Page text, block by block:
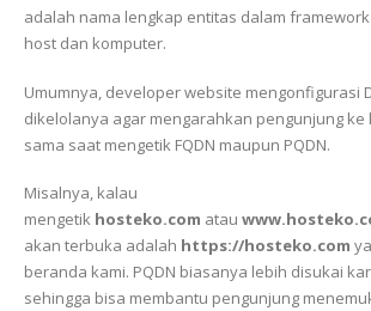
adalah nama lengkap entitas dalam
host dan komputer.
Umumnya, developer website mengonfigurasi
dikelolanya agar mengarahkan pengunjung ke
sama saat mengetik FQDN maupun PQDN.
Misalnya, kalau
mengetik hosteko.com atau
akan terbuka adalah https://hosteko.com
beranda kami. PQDN biasanya lebih disukai
sehingga bisa membantu pengunjung